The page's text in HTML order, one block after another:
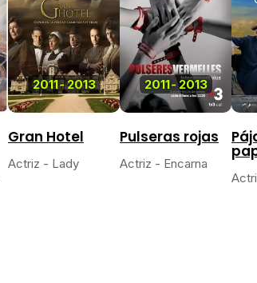
2011-2013
Gran Hotel
Actriz - Lady
2011-2013
Pulseras rojas
Actriz - Encarna